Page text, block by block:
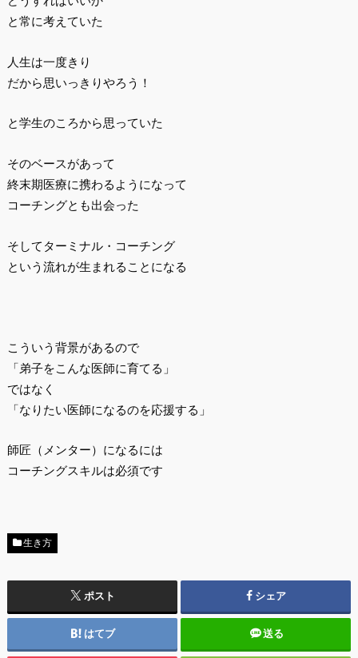
と常に考えていた
人生は一度きり
だから思いっきりやろう！
と学生のころから思っていた
そのベースがあって
終末期医療に携わるようになって
コーチングとも出会った
そしてターミナル・コーチング
という流れが生まれることになる
こういう背景があるので
「弟子をこんな医師に育てる」
ではなく
「なりたい医師になるのを応援する」
師匠（メンター）になるには
コーチングスキルは必須です
生き方
ポスト シェア
はてブ 送る